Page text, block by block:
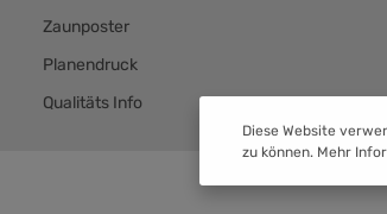
Zaunposter
Planendruck
Qualitäts Info
Diese Website
zu können. Mehr